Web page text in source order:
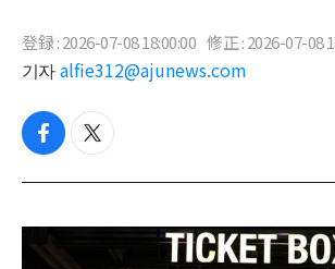
登録 : 2026-07-08 18:00:00 修正 : 2026-07-08
기자 alfie312@ajunews.com
f
c
b
t
i
t